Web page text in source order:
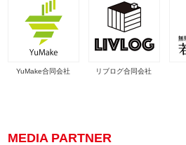
YuMake合同会社 リブログ合同会社
MEDIA PARTNER